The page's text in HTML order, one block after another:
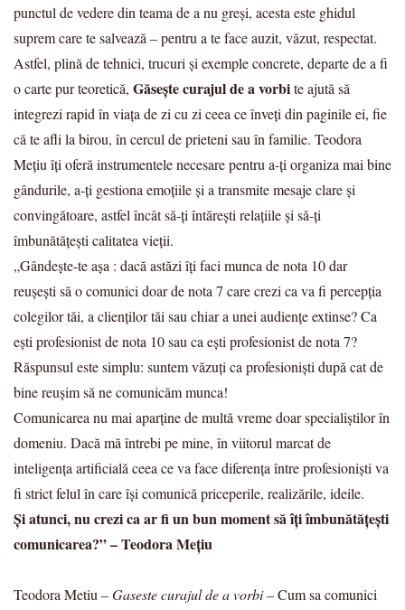
punctul de vedere din teama de a nu greși, acesta este ghidul
suprem care te salvează – pentru a te face auzit, văzut, respectat.
Astfel, plină de tehnici, trucuri și exemple concrete, departe de a fi
o carte pur teoretică, Găsește curajul de a vorbite ajută să
integrezi rapid în viața de zi cu zi ceea ce înveți din paginile ei, fie
că te afli la birou, în cercul de prieteni sau în familie. Teodora
Mețiu îți oferă instrumentele necesare pentru a-ți organiza mai bine
gândurile, a-ți gestiona emoțiile și a transmite mesaje clare și
convingătoare, astfel încât să-ți întărești relațiile și să-ți
îmbunătățești calitatea vieții.
„Gândește-te așa : dacă astăzi îți faci munca de nota 10 dar
reușești să o comunici doar de nota 7 care crezi ca va fi percepția
colegilor tăi, a clienților tăi sau chiar a unei audiențe extinse? Ca
ești profesionist de nota 10 sau ca ești profesionist de nota 7?
Răspunsul este simplu: suntem văzuți ca profesioniști după cat de
bine reușim să ne comunicăm munca!
Comunicarea nu mai aparține de multă vreme doar specialiștilor în
domeniu. Dacă mă întrebi pe mine, în viitorul marcat de
inteligența artificială ceea ce va face diferența între profesioniști va
fi strict felul în care își comunică priceperile, realizările, ideile.
Și atunci, nu crezi ca ar fi un bun moment să îți îmbunătățești
comunicarea?” – Teodora Mețiu
Teodora Metiu –Gaseste curajul de a vorbi– Cum sa comunici